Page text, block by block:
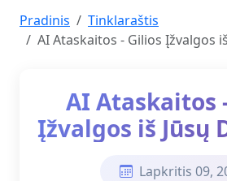
Pradinis
Tinklaraštis
AI Ataskaitos - Gilios Įžvalgos
AI Ataskaitos
Įžvalgos iš Jūsų
Lapkritis 09,